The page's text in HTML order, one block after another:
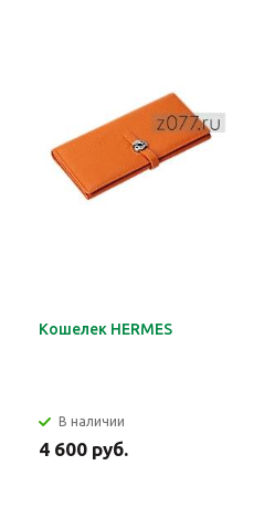
Кошелек HERMES
В наличии
4 600 руб.